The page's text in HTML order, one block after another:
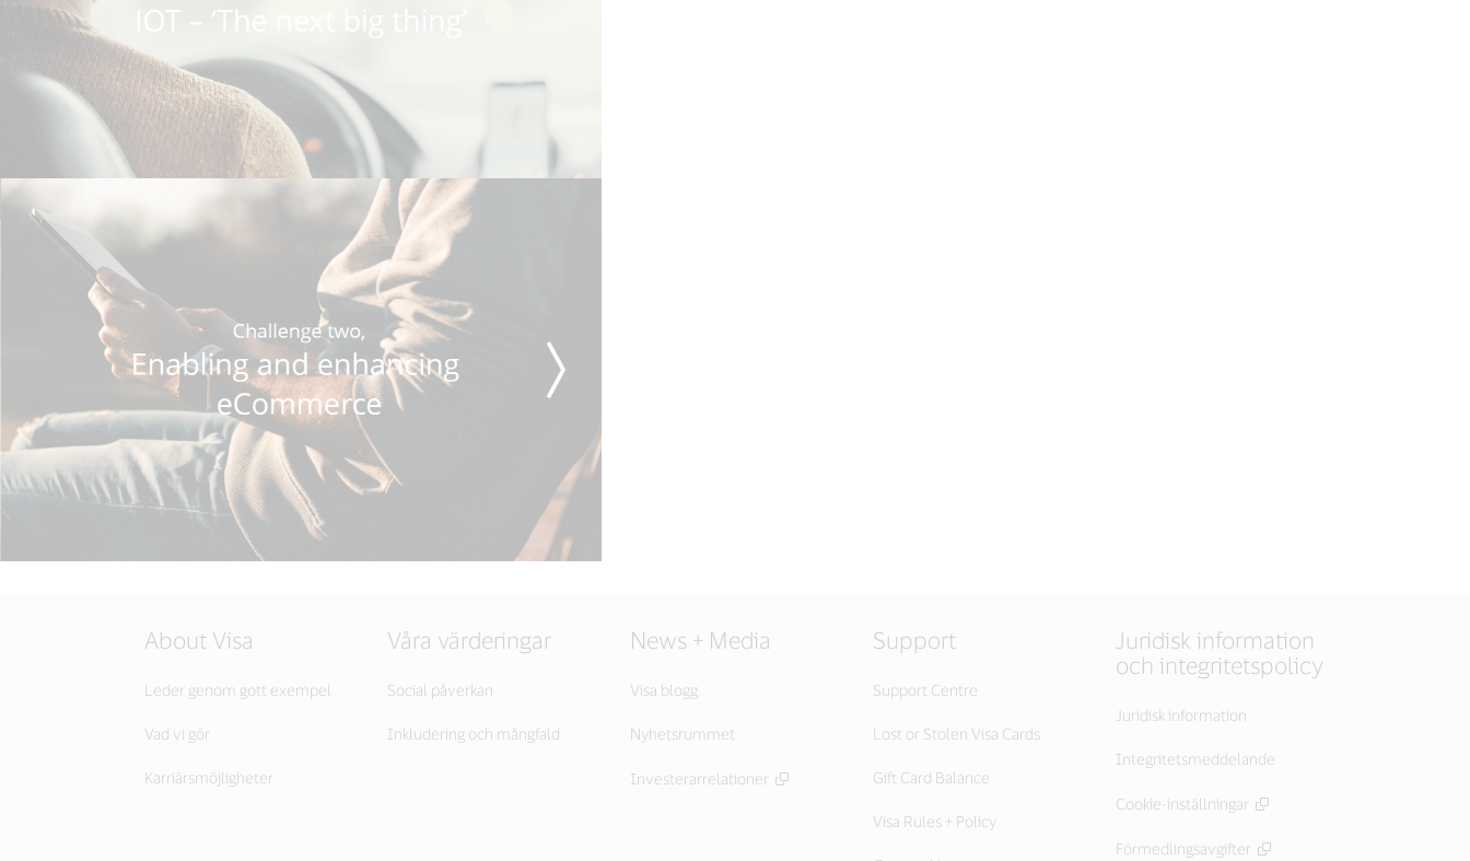
About Visa
Leder genom gott exempel
Vad vi gör
Karriärsmöjligheter
Våra värderingar
Social påverkan
Inkludering och mångfald
News + Media
Visa blogg
Nyhetsrummet
Investerarrelationer
Support
Support Centre
Lost or Stolen Visa Cards
Gift Card Balance
Visa Rules + Policy
Juridisk information
och integritetspolicy
Juridisk information
Integritetsmeddelande
Cookie-inställningar
Förmedlingsavgifter